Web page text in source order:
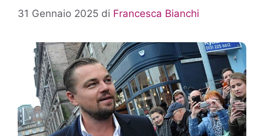
31 Gennaio 2025 di Francesca Bianchi